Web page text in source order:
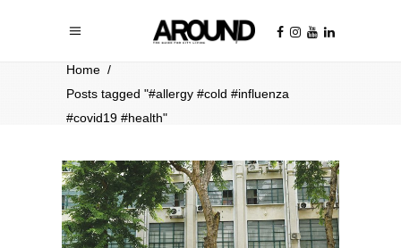
Home /
Posts tagged "#allergy #cold #influenza
#covid19 #health"